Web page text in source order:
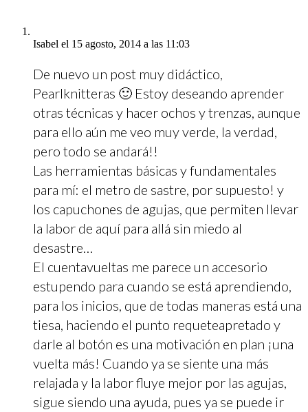
Isabel el 15 agosto, 2014 a las 11:03
De nuevo un post muy didáctico,
Pearlknitteras 🙂 Estoy deseando aprender
otras técnicas y hacer ochos y trenzas, aunque
para ello aún me veo muy verde, la verdad,
pero todo se andará!!
Las herramientas básicas y fundamentales
para mí: el metro de sastre, por supuesto! y
los capuchones de agujas, que permiten llevar
la labor de aquí para allá sin miedo al
desastre…
El cuentavueltas me parece un accesorio
estupendo para cuando se está aprendiendo,
para los inicios, que de todas maneras está una
tiesa, haciendo el punto requeteapretado y
darle al botón es una motivación en plan ¡una
vuelta más! Cuando ya se siente una más
relajada y la labor fluye mejor por las agujas,
sigue siendo una ayuda, pues ya se puede ir